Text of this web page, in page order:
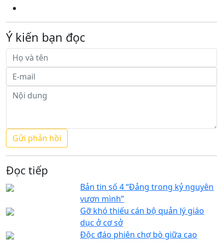
Ý kiến bạn đọc
Đọc tiếp
Bản tin số 4 “Đảng trong kỷ nguyên
vươn mình”
Gỡ khó thiếu cán bộ quản lý giáo
dục ở cơ sở
Độc đáo phiên chợ bò giữa cao